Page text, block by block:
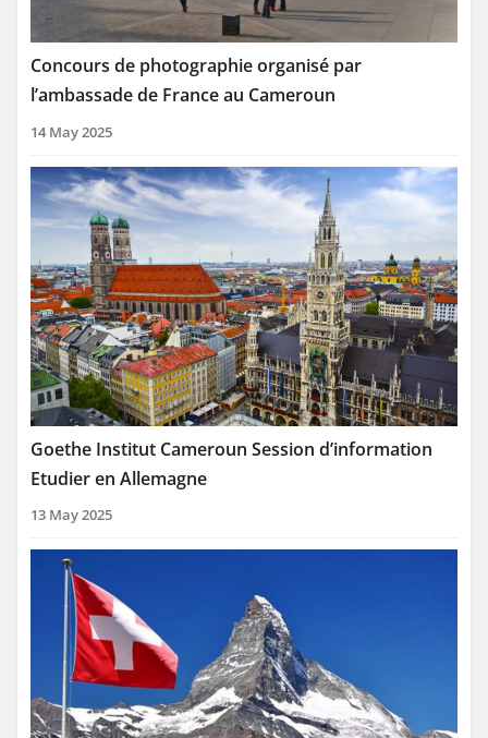
Concours de photographie organisé par
l’ambassade de France au Cameroun
14 May 2025
Goethe Institut Cameroun Session d’information
Etudier en Allemagne
13 May 2025